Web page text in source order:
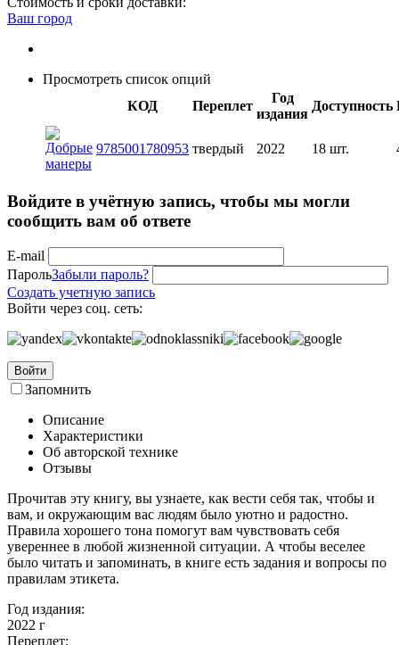
Ваш город
Просмотреть список опций
КОД
Переплет
Год
издания
Доступность
9785001780953 твердый 2022 18 шт.
Войдите в учётную запись, чтобы мы могли
сообщить вам об ответе
E-mail
ПарольЗабыли пароль?
Создать учетную запись
Войти через соц. сеть:
Войти
Запомнить
Описание
Характеристики
Об авторской технике
Отзывы
Прочитав эту книгу, вы узнаете, как вести себя так, чтобы и
вам, и окружающим вас людям было уютно и радостно.
Правила хорошего тона помогут вам чувствовать себя
увереннее в любой жизненной ситуации. А чтобы веселее
было читать и запоминать, в книге есть задания и вопросы по
правилам этикета.
Год издания:
2022 г
Переплет: